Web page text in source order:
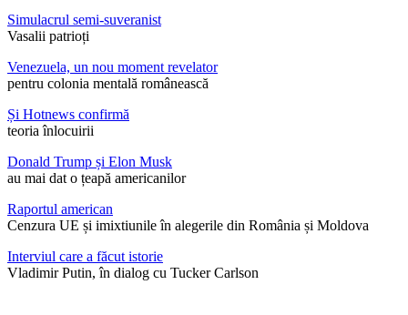
Simulacrul semi-suveranist
Vasalii patrioți
Venezuela, un nou moment revelator
pentru colonia mentală românească
Și Hotnews confirmă
teoria înlocuirii
Donald Trump și Elon Musk
au mai dat o țeapă americanilor
Raportul american
Cenzura UE și imixtiunile în alegerile din România și Moldova
Interviul care a făcut istorie
Vladimir Putin, în dialog cu Tucker Carlson